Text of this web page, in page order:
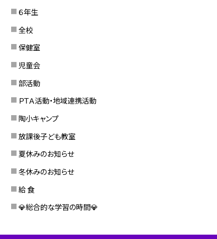
６年生
全校
保健室
児童会
部活動
ＰＴＡ活動・地域連携活動
陶小キャンプ
放課後子ども教室
夏休みのお知らせ
冬休みのお知らせ
給 食
💎総合的な学習の時間💎